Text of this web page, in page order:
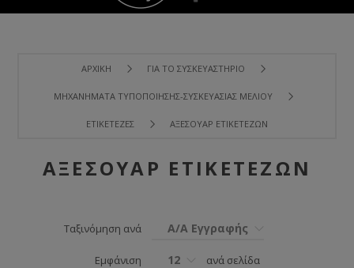
ΑΡΧΙΚΉ ΓΙΑ ΤΟ ΣΥΣΚΕΥΑΣΤΉΡΙΟ
ΜΗΧΑΝΉΜΑΤΑ ΤΥΠΟΠΟΊΗΣΗΣ-ΣΥΣΚΕΥΑΣΊΑΣ ΜΕΛΙΟΎ
ΕΤΙΚΕΤΈΖΕΣ ΑΞΕΣΟΥΆΡ ΕΤΙΚΕΤΈΖΩΝ
ΑΞΕΣΟΥΆΡ ΕΤΙΚΕΤΈΖΩΝ
Ταξινόμηση ανά Α/Α Εγγραφής
Εμφάνιση 12 ανά σελίδα